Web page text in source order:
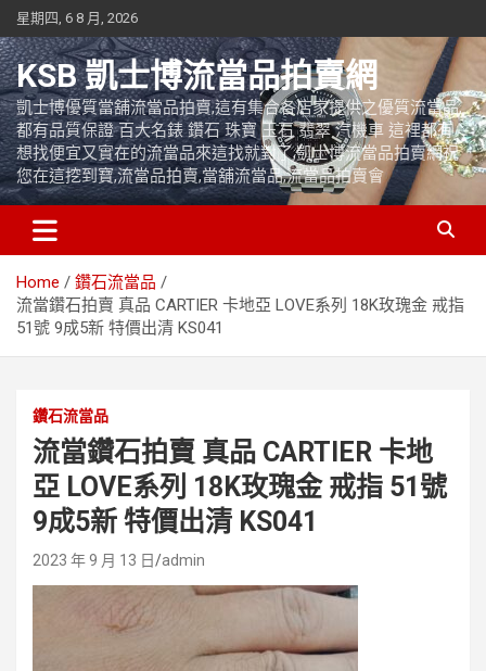
Skip
to
content
星期四, 6 8 月, 2026
KSB 凱士博流當品拍賣網
凱士博優質當舖流當品拍賣,這有集合各店家提供之優質流當品,
都有品質保證 百大名錶 鑽石 珠寶 玉石 翡翠 汽機車 這裡都有
想找便宜又實在的流當品來這找就對了,凱士博流當品拍賣網祝
您在這挖到寶,流當品拍賣,當舖流當品,流當品拍賣會
Home
鑽石流當品
流當鑽石拍賣 真品 CARTIER 卡地亞 LOVE系列 18K玫瑰金 戒指
51號 9成5新 特價出清 KS041
鑽石流當品
流當鑽石拍賣 真品 CARTIER 卡地
亞 LOVE系列 18K玫瑰金 戒指 51號
9成5新 特價出清 KS041
2023 年 9 月 13 日 admin